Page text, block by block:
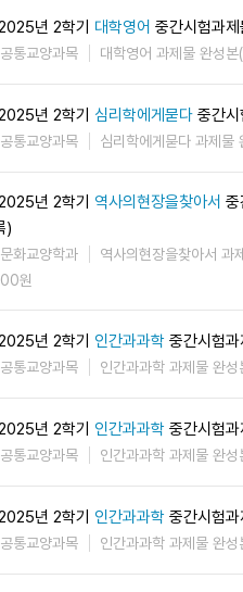
년 2학기 대학영어 중간시험과
공통교양과목 대학영어 과제물 완성본
년 2학기 심리학에게묻다 중간
공통교양과목 심리학에게묻다 과제물
년 2학기 역사의현장을찾아서
)
문화교양학과 역사의현장을찾아서 과
00원
년 2학기 인간과과학 중간시험
공통교양과목 인간과과학 과제물 완
년 2학기 인간과과학 중간시험
공통교양과목 인간과과학 과제물 완
년 2학기 인간과과학 중간시험
공통교양과목 인간과과학 과제물 완